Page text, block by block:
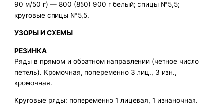
90 м/50 г) — 800 (850) 900 г белый; спицы №5,5;
круговые спицы №5,5.
УЗОРЫ И СХЕМЫ
РЕЗИНКА
Ряды в прямом и обратном направлении (четное число
петель). Кромочная, попеременно 3 лиц., 3 изн.,
кромочная.
Круговые ряды: попеременно 1 лицевая, 1 изнаночная.